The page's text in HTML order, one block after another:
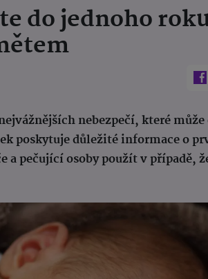
do jednoho
nebezpečí, které
poskytuje důležité informace o
pečující osoby použít v případě,